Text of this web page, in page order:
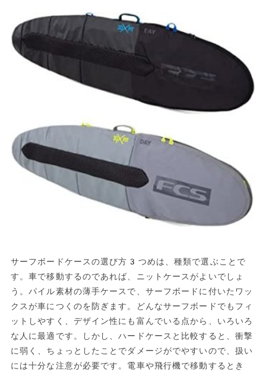
サーフボードケースの選び方3つめは、種類で選ぶことで
す。車で移動するのであれば、ニットケースがよいでしょ
う。パイル素材の薄手ケースで、サーフボードに付いたワッ
クスが車につくのを防ぎます。どんなサーフボードでもフィ
ットしやすく、デザイン性にも富んでいる点から、いろいろ
な人に最適です。しかし、ハードケースと比較すると、衝撃
に弱く、ちょっとしたことでダメージがでやすいので、扱い
には十分な注意が必要です。電車や飛行機で移動するとき